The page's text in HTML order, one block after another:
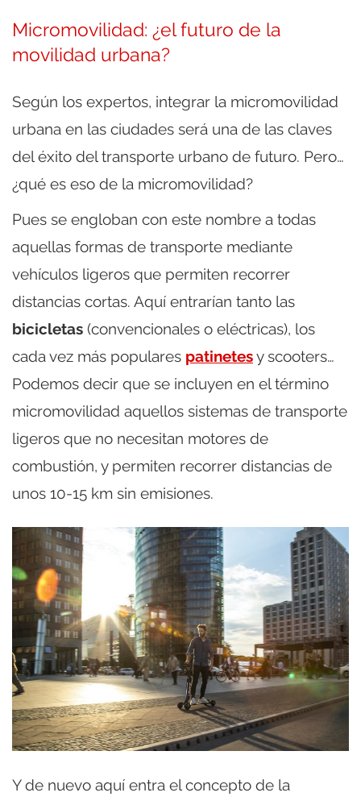
Micromovilidad: ¿el futuro de la
movilidad urbana?
Según los expertos, integrar la micromovilidad
urbana en las ciudades será una de las claves
del éxito del transporte urbano de futuro. Pero…
¿qué es eso de la micromovilidad?
Pues se engloban con este nombre a todas
aquellas formas de transporte mediante
vehículos ligeros que permiten recorrer
distancias cortas. Aquí entrarían tanto las
bicicletas (convencionales o eléctricas), los
cada vez más populares patinetesy scooters…
Podemos decir que se incluyen en el término
micromovilidad aquellos sistemas de transporte
ligeros que no necesitan motores de
combustión, y permiten recorrer distancias de
unos 10-15 km sin emisiones.
Y de nuevo aquí entra el concepto de la